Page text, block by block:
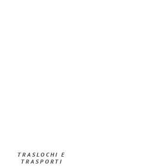
TRASLOCHI E
TRASPORTI​